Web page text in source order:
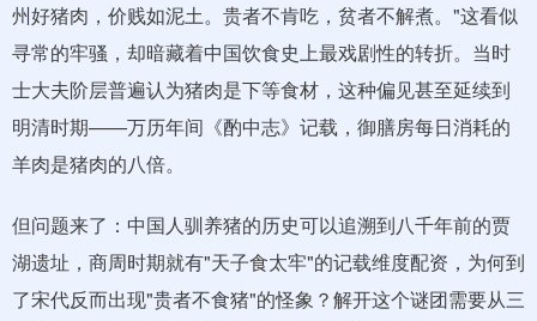
州好猪肉，价贱如泥土。贵者不肯吃，贫者不解煮。"这看似
寻常的牢骚，却暗藏着中国饮食史上最戏剧性的转折。当时
士大夫阶层普遍认为猪肉是下等食材，这种偏见甚至延续到
明清时期——万历年间《酌中志》记载，御膳房每日消耗的
羊肉是猪肉的八倍。
但问题来了：中国人驯养猪的历史可以追溯到八千年前的贾
湖遗址，商周时期就有"天子食太牢"的记载维度配资，为何到
了宋代反而出现"贵者不食猪"的怪象？解开这个谜团需要从三